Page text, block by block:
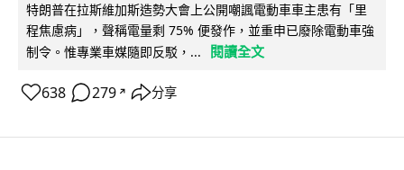
特朗普在拉斯維加斯造勢大會上公開嘲諷電動車車主患有「里
程焦慮病」，聲稱電量剩 75% 便發作，並重申已廢除電動車強
制令。惟專業車媒隨即反駁，...
閱讀全文
638 279 ↗ 分享